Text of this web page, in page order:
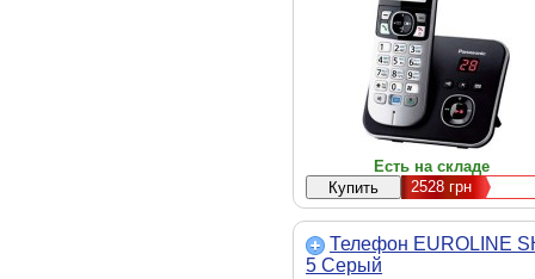
Есть на складе
2528 грн
Телефон EUROLINE
5 Серый